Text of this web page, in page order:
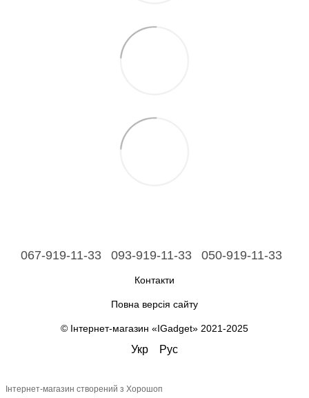
067-919-11-33 093-919-11-33 050-919-11-33
Контакти
Повна версія сайту
© Інтернет-магазин «IGadget» 2021-2025
Укр Рус
Інтернет-магазин створений з Хорошоп